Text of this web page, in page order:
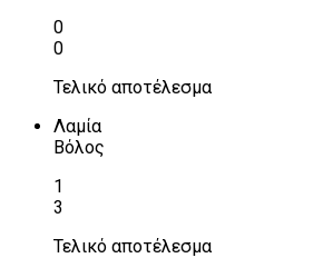
0
0
Τελικό αποτέλεσμα
Λαμία
Βόλος
1
3
Τελικό αποτέλεσμα